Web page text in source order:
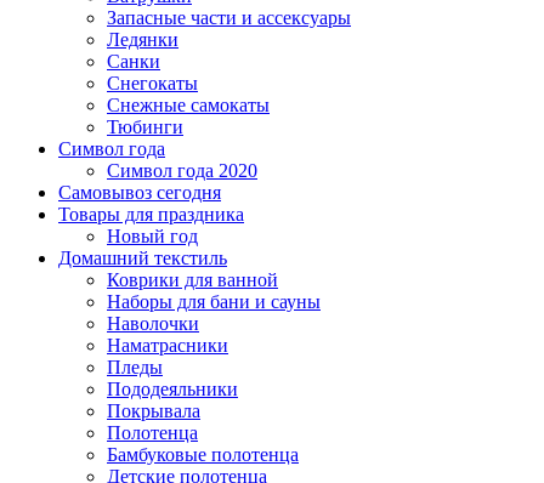
Запасные части и ассексуары
Ледянки
Санки
Снегокаты
Снежные самокаты
Тюбинги
Символ года
Символ года 2020
Самовывоз сегодня
Товары для праздника
Новый год
Домашний текстиль
Коврики для ванной
Наборы для бани и сауны
Наволочки
Наматрасники
Пледы
Пододеяльники
Покрывала
Полотенца
Бамбуковые полотенца
Детские полотенца